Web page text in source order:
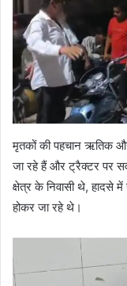
मृतकों की पहचान ऋतिक
जा रहे हैं और ट्रैक्टर पर
क्षेत्र के निवासी थे, हादसे
होकर जा रहे थे।